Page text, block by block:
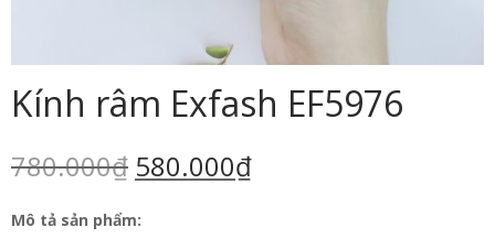
Kính râm Exfash EF5976
780.000₫ 580.000₫
Mô tả sản phẩm: